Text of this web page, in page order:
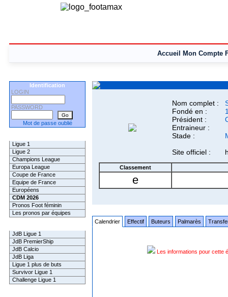
Accueil Mon Compte
Identification
LOGIN
PASSWORD
Mot de passe oublié
Ligue 1
Ligue 2
Champions League
Europa League
Coupe de France
Equipe de France
Européens
CDM 2026
Pronos Foot féminin
Les pronos par équipes
JdB Ligue 1
JdB PremierShip
JdB Calcio
JdB Liga
Ligue 1 plus de buts
Survivor Ligue 1
Challenge Ligue 1
Nom complet :
Fondé en :
Président :
Entraineur :
Stade :
Site officiel :
Classement
e
Calendrier Effectif Buteurs Palmarès
Les informations pour cette